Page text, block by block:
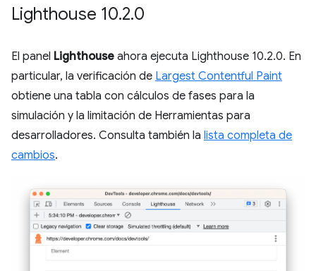
Lighthouse 10.2.0
El panel Lighthouse ahora ejecuta Lighthouse 10.2.0. En
particular, la verificación de Largest Contentful Paint
obtiene una tabla con cálculos de fases para la
simulación y la limitación de Herramientas para
desarrolladores. Consulta también la lista completa de
cambios.